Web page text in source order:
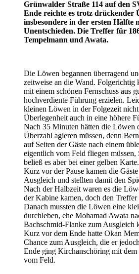
Grünwalder Straße 114 auf den
Ende reichte es trotz drückender
insbesondere in der ersten Hälfte
Unentschieden. Die Treffer für
Tempelmann und Awata.
Die Löwen begannen überragend
zeitweise an die Wand. Folgerichtig
mit einem schönen Fernschuss aus
hochverdiente Führung erzielen.
kleinen Löwen in der Folgezeit
Überlegenheit auch in eine höhere
Nach 35 Minuten hätten die Löwen
Überzahl agieren müssen, denn
auf Seiten der Gäste nach einem
eigentlich vom Feld fliegen müssen,
beließ es aber bei einer gelben Karte.
Kurz vor der Pause kamen die
Ausgleich und stellten damit den
Nach der Halbzeit waren es die
der Kabine kamen, doch den Treffer
Danach mussten die Löwen eine
durchleben, ehe Mohamad Awata
Bachschmid-Flanke zum Ausgleich
Kurz vor dem Ende hatte Okan
Chance zum Ausgleich, die er
Ende ging Kirchanschöring mit
vom Feld.